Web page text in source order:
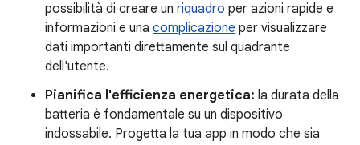
possibilità di creare un riquadro per azioni rapide e
informazioni e una complicazione per visualizzare
dati importanti direttamente sul quadrante
dell'utente.
Pianifica l'efficienza energetica: la durata della
batteria è fondamentale su un dispositivo
indossabile. Progetta la tua app in modo che sia